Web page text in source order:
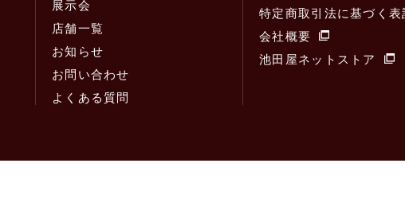
展示会
店舗一覧
お知らせ
お問い合わせ
よくある質問
特定商取引法に基づく表
会社概要
池田屋ネットストア